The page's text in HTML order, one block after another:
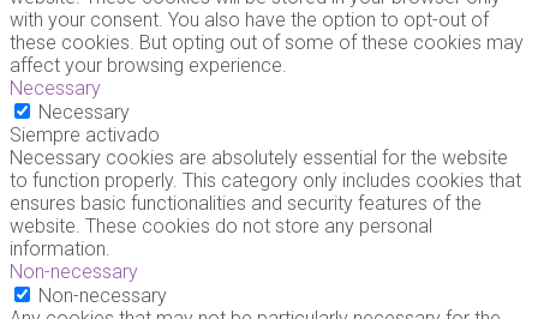
with your consent. You also have the option to opt-out of
these cookies. But opting out of some of these cookies may
affect your browsing experience.
Necessary
Necessary
Siempre activado
Necessary cookies are absolutely essential for the website
to function properly. This category only includes cookies that
ensures basic functionalities and security features of the
website. These cookies do not store any personal
information.
Non-necessary
Non-necessary